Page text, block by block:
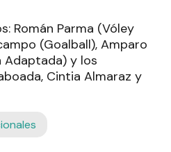
Román Parma (Vóley
(Goalball), Amparo
Adaptada) y los
Cintia Almaraz y